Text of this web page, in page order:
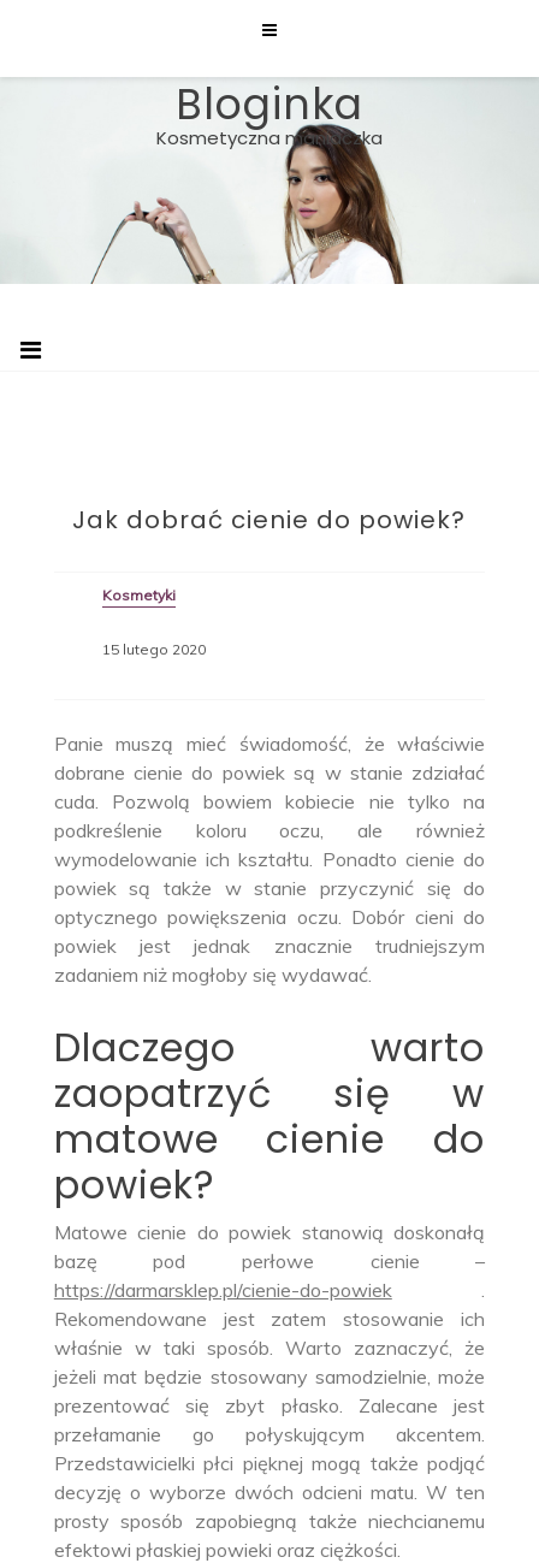
content
Bloginka
Kosmetyczna maniaczka
Jak dobrać cienie do powiek?
Kosmetyki
15 lutego 2020
Panie muszą mieć świadomość, że właściwie
dobrane cienie do powiek są w stanie zdziałać
cuda. Pozwolą bowiem kobiecie nie tylko na
podkreślenie koloru oczu, ale również
wymodelowanie ich kształtu. Ponadto cienie do
powiek są także w stanie przyczynić się do
optycznego powiększenia oczu. Dobór cieni do
powiek jest jednak znacznie trudniejszym
zadaniem niż mogłoby się wydawać.
Dlaczego warto
zaopatrzyć się w
matowe cienie do
powiek?
Matowe cienie do powiek stanowią doskonałą
bazę pod perłowe cienie –
https://darmarsklep.pl/cienie-do-powiek
Rekomendowane jest zatem stosowanie ich
właśnie w taki sposób. Warto zaznaczyć, że
jeżeli mat będzie stosowany samodzielnie, może
prezentować się zbyt płasko. Zalecane jest
przełamanie go połyskującym akcentem.
Przedstawicielki płci pięknej mogą także podjąć
decyzję o wyborze dwóch odcieni matu. W ten
prosty sposób zapobiegną także niechcianemu
efektowi płaskiej powieki oraz ciężkości.